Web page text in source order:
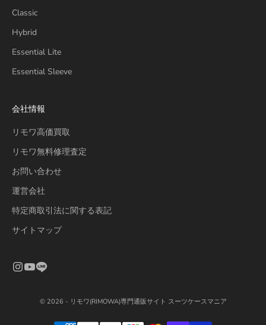
Classic
Hybrid
Essential Lite
Essential Sleeve
会社情報
リモワ高価買取
リモワ無料修理査定
お問い合わせ
運営会社
特定商取引法に関する表記
サイトマップ
© 2026 - リモワ(RIMOWA)専門通販サイト スーツケースマニア